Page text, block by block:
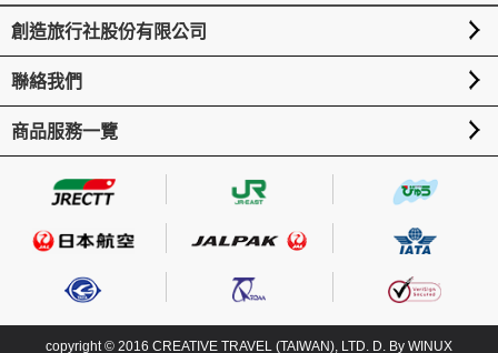
創造旅行社股份有限公司
聯絡我們
商品服務一覽
copyright © 2016 CREATIVE TRAVEL (TAIWAN), LTD. D. By WINUX